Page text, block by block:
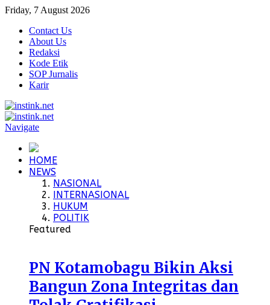
Friday, 7 August 2026
Contact Us
About Us
Redaksi
Kode Etik
SOP Jurnalis
Karir
Navigate
HOME
NEWS
NASIONAL
INTERNASIONAL
HUKUM
POLITIK
Featured
PN Kotamobagu Bikin Aksi
Bangun Zona Integritas dan